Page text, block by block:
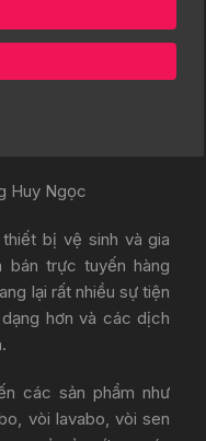
Huy Ngọc
bị vệ sinh và gia
bán trực tuyến hàng
lại rất nhiều sự tiện
hơn và các dịch
các sản phẩm như
vòi lavabo, vòi sen